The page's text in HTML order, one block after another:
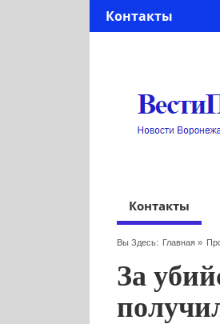
Контакты
Контакты
Вы Здесь: Главная»
За